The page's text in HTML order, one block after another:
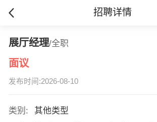
招聘详情
展厅经理/全职
面议
发布时间:2026-08-10
类别:
其他类型